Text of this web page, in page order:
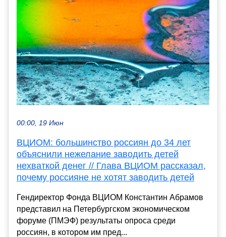
00:00, 19 Июн
ВЦИОМ: большинство россиян до 34 лет
объяснили нежелание заводить детей
нехваткой денег // Глава ВЦИОМ рассказал,
почему россияне не хотят заводить детей
Гендиректор Фонда ВЦИОМ Константин Абрамов
представил на Петербургском экономическом
форуме (ПМЭФ) результаты опроса среди
россиян, в котором им пред...